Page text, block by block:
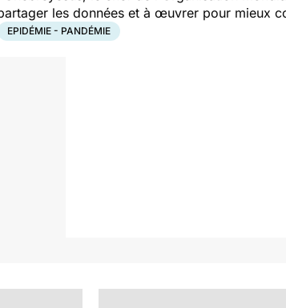
les données et à œuvrer pour mieux
EPIDÉMIE - PANDÉMIE